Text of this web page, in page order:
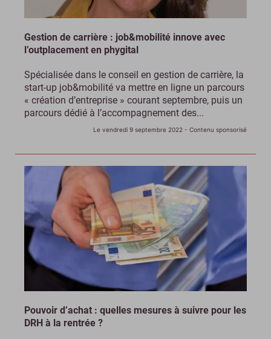
Gestion de carrière : job&mobilité innove avec
l’outplacement en phygital
Spécialisée dans le conseil en gestion de carrière, la
start-up job&mobilité va mettre en ligne un parcours
« création d’entreprise » courant septembre, puis un
parcours dédié à l’accompagnement des...
Le vendredi 9 septembre 2022 - Contenu sponsorisé
Pouvoir d’achat : quelles mesures à suivre pour les
DRH à la rentrée ?